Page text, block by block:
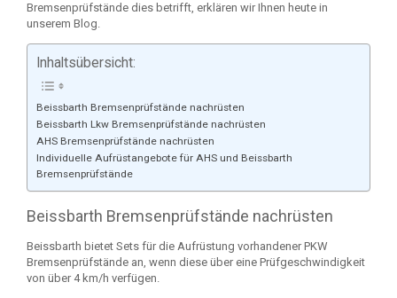
Bremsenprüfstände dies betrifft, erklären wir Ihnen heute in
unserem Blog.
Inhaltsübersicht:
Beissbarth Bremsenprüfstände nachrüsten
Beissbarth Lkw Bremsenprüfstände nachrüsten
AHS Bremsenprüfstände nachrüsten
Individuelle Aufrüstangebote für AHS und Beissbarth
Bremsenprüfstände
Beissbarth Bremsenprüfstände nachrüsten
Beissbarth bietet Sets für die Aufrüstung vorhandener PKW
Bremsenprüfstände an, wenn diese über eine Prüfgeschwindigkeit
von über 4 km/h verfügen.